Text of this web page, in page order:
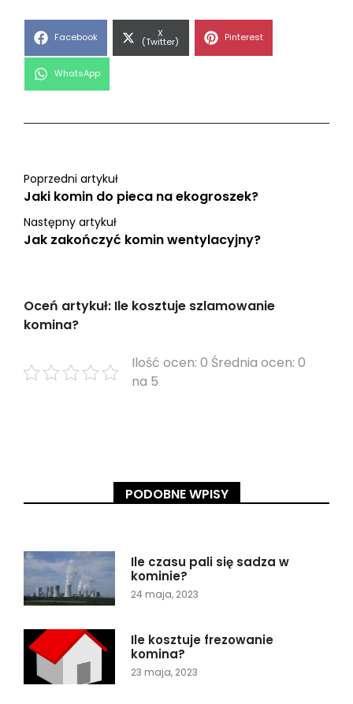
Share
Facebook Share
on
X
(Twitter) Share
Pinterest
Share
WhatsApp
Poprzedni artykuł
Jaki komin do pieca na ekogroszek?
Następny artykuł
Jak zakończyć komin wentylacyjny?
Oceń artykuł: Ile kosztuje szlamowanie
komina?
Ilość ocen: 0 Średnia ocen: 0
na 5
PODOBNE WPISY
Ile czasu pali się sadza w
kominie?
24 maja, 2023
Ile kosztuje frezowanie
komina?
23 maja, 2023